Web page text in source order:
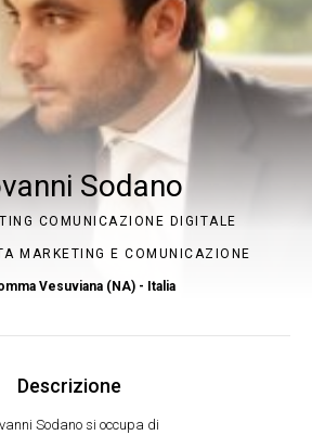
Sodano
COMUNICAZIONE DIGITALE
MARKETING E COMUNICAZIONE
Vesuviana (NA) - Italia
Descrizione
Sodano si occupa di